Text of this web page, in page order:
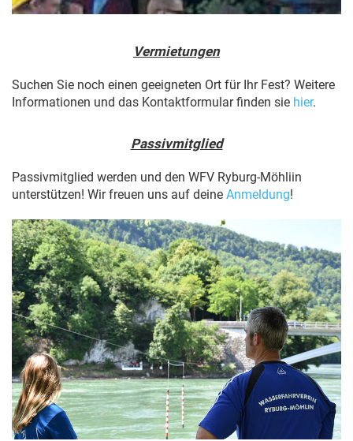
Vermietungen
Suchen Sie noch einen geeigneten Ort für Ihr Fest? Weitere
Informationen und das Kontaktformular finden sie hier.
Passivmitglied
Passivmitglied werden und den WFV Ryburg-Möhliin
unterstützen! Wir freuen uns auf deine Anmeldung!